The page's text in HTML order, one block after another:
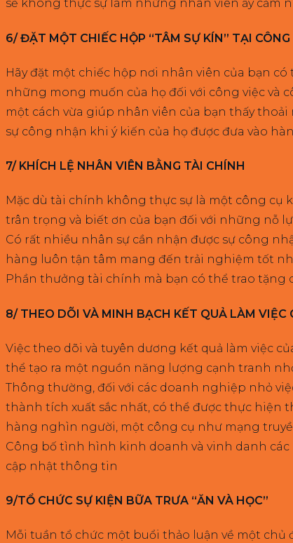
sẽ không thực sự làm những nhân viên ấy cảm
6/ ĐẶT MỘT CHIẾC HỘP “TÂM SỰ KÍN” TẠI CÔNG
Hãy đặt một chiếc hộp nơi nhân viên của bạn
những mong muốn của họ đối với công việc và
một cách vừa giúp nhân viên của bạn thấy
sự công nhận khi ý kiến của họ được đưa vào
7/ KHÍCH LỆ NHÂN VIÊN BẰNG TÀI CHÍNH
Mặc dù tài chính không thực sự là một công cụ
trân trọng và biết ơn của bạn đối với những nỗ
Có rất nhiều nhân sự cần nhận được sự công
hàng luôn tận tâm mang đến trải nghiệm tốt
Phần thưởng tài chính mà bạn có thể trao tặng
8/ THEO DÕI VÀ MINH BẠCH KẾT QUẢ LÀM VIỆC
Việc theo dõi và tuyên dương kết quả làm việc
thể tạo ra một nguồn năng lượng cạnh tranh
Thông thường, đối với các doanh nghiệp nhỏ
thành tích xuất sắc nhất, có thể được thực hiện
hàng nghìn người, một công cụ như mạng
Công bố tình hình kinh doanh và vinh danh
cập nhật thông tin
9/TỔ CHỨC SỰ KIỆN BỮA TRƯA “ĂN VÀ HỌC”
Mỗi tuần tổ chức một buổi thảo luận về một